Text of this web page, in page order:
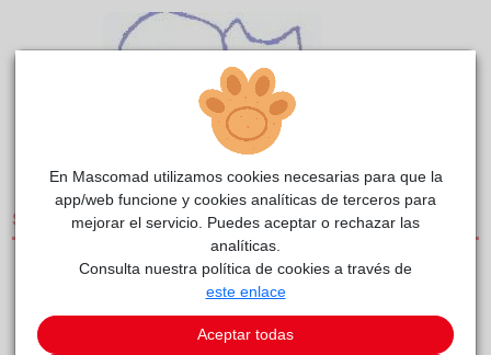
SERVICIOS
CLÍNICAS DE PEQUEÑOS ANIMALES
MEDIOS DE TRANSPORTE Y UNIDADES MÓVILES
En Mascomad utilizamos cookies necesarias para que la
app/web funcione y cookies analíticas de terceros para
mejorar el servicio. Puedes aceptar o rechazar las
analíticas.
Consulta nuestra política de cookies a través de
este enlace
Aceptar todas